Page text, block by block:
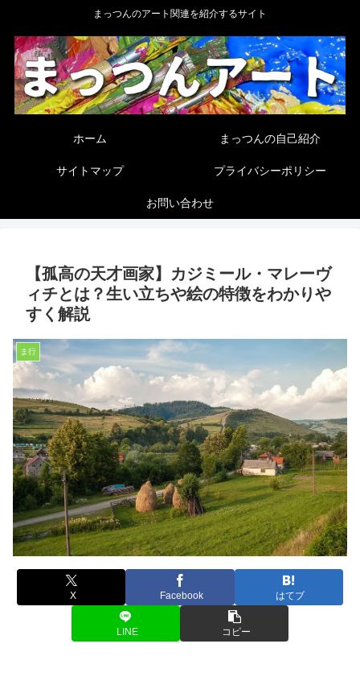
まっつんのアート関連を紹介するサイト
ホーム まっつんの自己紹介
サイトマップ プライバシーポリシー
お問い合わせ
【孤高の天才画家】カジミール・マレーヴ
ィチとは？生い立ちや絵の特徴をわかりや
すく解説
ま行
X Facebook はてブ
LINE コピー